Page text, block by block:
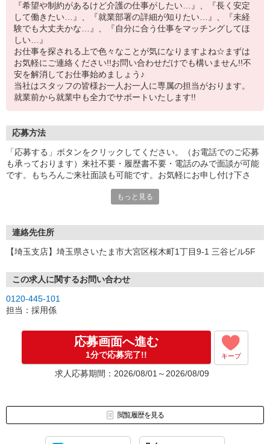
『希望や制約があるけど介護の仕事がしたい…』、『長く安定
して働きたい…』、『就業部署の詳細が知りたい…』、『未経
験でも大丈夫かな…』、『自分に合う仕事をマッチングしてほ
しい…』
お仕事を探される上で色々なことが気になりますよね☆まずは
お気軽にご連絡ください!!お問い合わせだけでも構いません!!不
安を解消してお仕事始めましょう♪
当社はスタッフの皆様お一人お一人に専属の担当がおります。
就業前から就業中も全力でサポートいたします!!
応募方法
「応募する」ボタンをクリックしてください。（お電話でのご応募
も承っております）来社不要・履歴書不要・電話のみで面談が可能
です。もちろんご来社面談も可能です。お気軽にお申し付け下さ
もっと見る
連絡先住所
【埼玉支店】埼玉県さいたま市大宮区桜木町1丁目9-1 三谷ビル5F
この求人に関するお問い合わせ
0120-445-101
担当：採用係
応募画面へ進む
1分で応募完了!! キープ
求人応募期間：2026/08/01～2026/08/09
閲覧履歴を見る